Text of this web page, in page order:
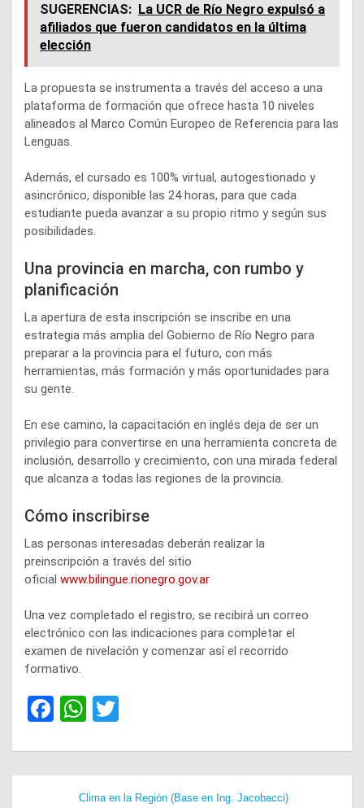
SUGERENCIAS: La UCR de Río Negro expulsó a
afiliados que fueron candidatos en la última
elección
La propuesta se instrumenta a través del acceso a una
plataforma de formación que ofrece hasta 10 niveles
alineados al Marco Común Europeo de Referencia para las
Lenguas.
Además, el cursado es 100% virtual, autogestionado y
asincrónico, disponible las 24 horas, para que cada
estudiante pueda avanzar a su propio ritmo y según sus
posibilidades.
Una provincia en marcha, con rumbo y
planificación
La apertura de esta inscripción se inscribe en una
estrategia más amplia del Gobierno de Río Negro para
preparar a la provincia para el futuro, con más
herramientas, más formación y más oportunidades para
su gente.
En ese camino, la capacitación en inglés deja de ser un
privilegio para convertirse en una herramienta concreta de
inclusión, desarrollo y crecimiento, con una mirada federal
que alcanza a todas las regiones de la provincia.
Cómo inscribirse
Las personas interesadas deberán realizar la
preinscripción a través del sitio
oficial www.bilingue.rionegro.gov.ar
Una vez completado el registro, se recibirá un correo
electrónico con las indicaciones para completar el
examen de nivelación y comenzar así el recorrido
formativo.
F
ce
W
at
s
tt
er